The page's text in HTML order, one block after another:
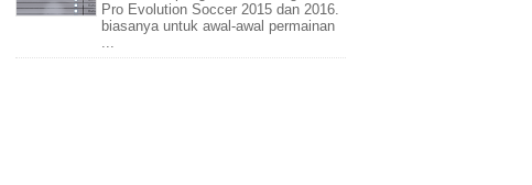
Pro Evolution Soccer 2015 dan 2016.
biasanya untuk awal-awal permainan
...